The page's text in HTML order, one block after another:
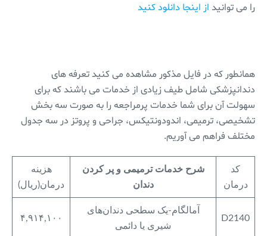
را می توانید از اینجا دانلود کنید
همانطور که در فایل مذکور مشاهده می کنید تعرفه های
دندانپزشکی شامل طیف زیادی از خدمات می باشند که برای
سهولت آن برای شما خدمات پرمراجعه را به صورت سه بخش
تشخیصی، ترمیمی، اندودونتیکس، جراحی و پروتز در سه جدول
مختلف فراهم می آوریم.
کد
درمان
شرح خدمات ترمیمی و پر کردن
دندان
هزینه
درمان(ریال)
D2140
آمالگام-یک سطحی دندان‌های
شیری یا دائمی
۴,۹۱۴,۱۰۰